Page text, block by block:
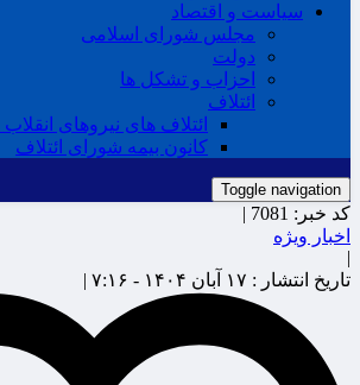
سیاست و اقتصاد
مجلس شورای اسلامی
دولت
احزاب و تشکل ها
ائتلاف
ائتلاف های نیروهای
کانون بیمه شورای ائتلاف
Toggle navigation
کد خبر: 7081 |
اخبار ویژه
|
تاریخ انتشار : ۱۷ آبان ۱۴۰۴ - ۷:۱۶ |